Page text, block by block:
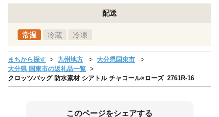
配送
常温 冷蔵 冷凍
まちから探す 九州地方
大分県国東市
大分県 国東市の返礼品一覧
クロッツバッグ 防水素材 シアトル チャコール×ローズ_2761R-16
このページをシェアする